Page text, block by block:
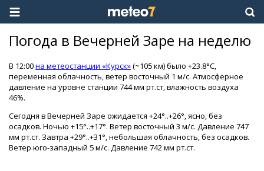
Погода в Вечерней Заре на неделю
В 12:00на метеостанции «Курск»(~105 км) было +23.8°C,
переменная облачность, ветер восточный 1 м/с. Атмосферное
давление на уровне станции 744 мм рт.ст, влажность воздуха
46%.
Сегодня в Вечерней Заре ожидается +24°..+26°, ясно, без
осадков. Ночью +15°..+17°. Ветер восточный 3 м/с. Давление 747
мм рт.ст. Завтра +29°..+31°, небольшая облачность, без осадков.
Ветер юго-западный 5 м/с. Давление 742 мм рт.ст.